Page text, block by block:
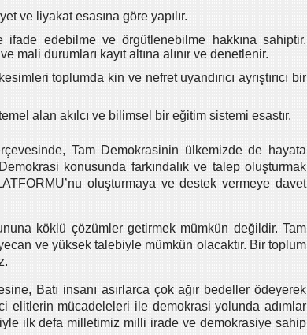
ve liyakat esasına göre yapılır.
edebilme ve örgütlenebilme hakkına sahiptir.
mali durumları kayıt altına alınır ve denetlenir.
toplumda kin ve nefret uyandırıcı ayrıştırıcı bir
alan akılcı ve bilimsel bir eğitim sistemi esastır.
Tam Demokrasinin ülkemizde de hayata
konusunda farkındalık ve talep oluşturmak
oluşturmaya ve destek vermeye davet
köklü çözümler getirmek mümkün değildir. Tam
ve yüksek talebiyle mümkün olacaktır. Bir toplum
Batı insanı asırlarca çok ağır bedeller ödeyerek
elitlerin mücadeleleri ile demokrasi yolunda adımlar
ilk defa milletimiz milli irade ve demokrasiye sahip